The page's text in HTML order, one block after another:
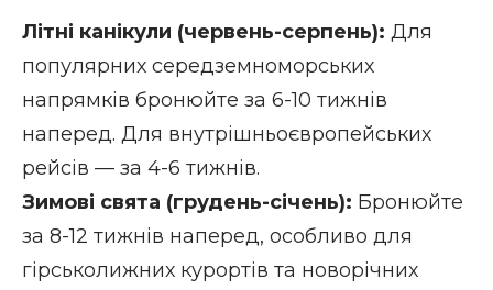
Літні канікули (червень-серпень): Для
популярних середземноморських
напрямків бронюйте за 6-10 тижнів
наперед. Для внутрішньоєвропейських
рейсів — за 4-6 тижнів.
Зимові свята (грудень-січень): Бронюйте
за 8-12 тижнів наперед, особливо для
гірськолижних курортів та новорічних